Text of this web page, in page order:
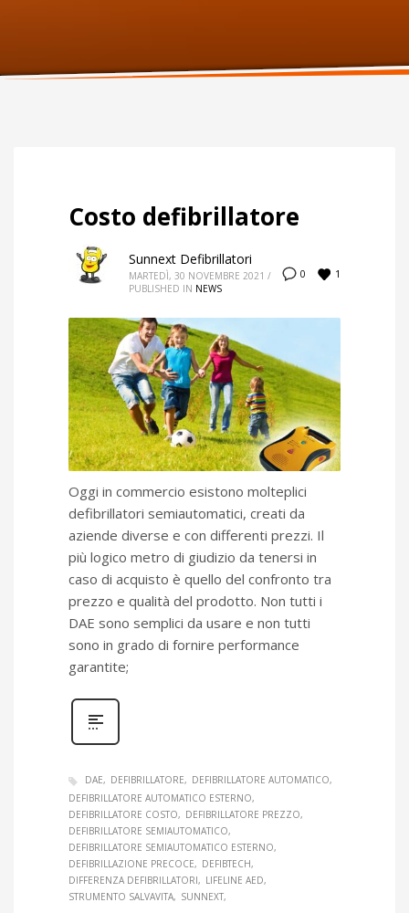
Martedi:9am – 6pm
Costo defibrillatore
0 1
Sunnext Defibrillatori
MARTEDÌ, 30 NOVEMBRE 2021 /
PUBLISHED IN NEWS
Oggi in commercio esistono molteplici
defibrillatori semiautomatici, creati da
aziende diverse e con differenti prezzi. Il
più logico metro di giudizio da tenersi in
caso di acquisto è quello del confronto tra
prezzo e qualità del prodotto. Non tutti i
DAE sono semplici da usare e non tutti
sono in grado di fornire performance
garantite;
DAE DEFIBRILLATORE
DEFIBRILLATORE AUTOMATICO
DEFIBRILLATORE AUTOMATICO ESTERNO
DEFIBRILLATORE COSTO
DEFIBRILLATORE PREZZO
DEFIBRILLATORE SEMIAUTOMATICO
DEFIBRILLATORE SEMIAUTOMATICO ESTERNO
DEFIBRILLAZIONE PRECOCE
DEFIBTECH
DIFFERENZA DEFIBRILLATORI
LIFELINE AED
STRUMENTO SALVAVITA
SUNNEXT